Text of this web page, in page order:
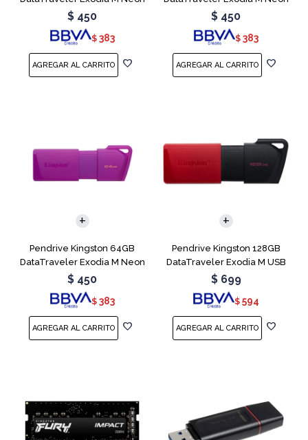
Green
$ 450
$ 383
Pink
$ 450
$ 383
Pendrive Kingston 64GB
DataTraveler Exodia M Neon
Purple
$ 450
$ 383
Pendrive Kingston 128GB
DataTraveler Exodia M USB
3.2
$ 699
$ 594